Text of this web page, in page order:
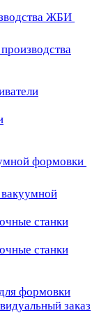
ЖБИ
формовки
станки
станки
формовки
заказ